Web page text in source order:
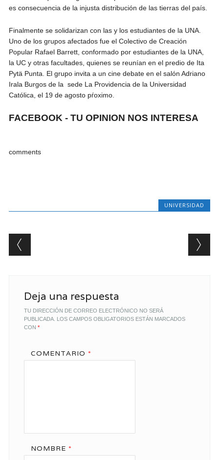
es consecuencia de la injusta distribución de las tierras del país.
Finalmente se solidarizan con las y los estudiantes de la UNA.
Uno de los grupos afectados fue el Colectivo de Creación
Popular Rafael Barrett, conformado por estudiantes de la UNA,
la UC y otras facultades, quienes se reunían en el predio de Ita
Pytä Punta. El grupo invita a un cine debate en el salón Adriano
Irala Burgos de la sede La Providencia de la Universidad
Católica, el 19 de agosto pŕoximo.
FACEBOOK - TU OPINION NOS INTERESA
comments
UNIVERSIDAD
Post navigation
Deja una respuesta
TU DIRECCIÓN DE CORREO ELECTRÓNICO NO SERÁ
PUBLICADA.
LOS CAMPOS OBLIGATORIOS ESTÁN MARCADOS
CON *
COMENTARIO *
NOMBRE *